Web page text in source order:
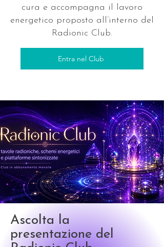
cura e accompagna il lavoro
energetico proposto all’interno del
Radionic Club.
Entra nel Club
Ascolta la
presentazione del